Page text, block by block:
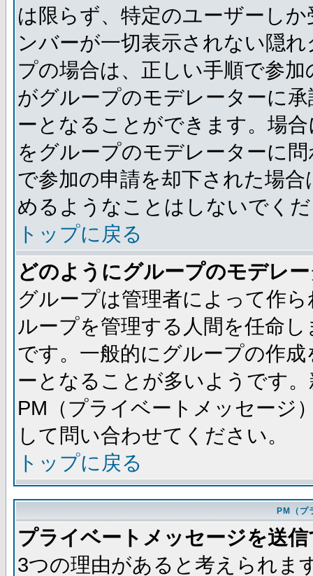
は限らず、特定のユーザーし
ンバーが一切表示されない隠
プの場合は、正しい手順で参
がグループのモデレーターに
ーとなることができます。場
をグループのモデレーターに
で参加の申請を却下された場
めるようなことはしないでく
トップに戻る
どのようにグループのモデレ
グループは管理者によって作
ループを管理する人間を任命
です。一般的にグループの作
ーとなることが多いようです
PM（プライベートメッセージ
して問い合わせてください。
トップに戻る
PM（プ
プライベートメッセージを送
3つの理由があると考えられま